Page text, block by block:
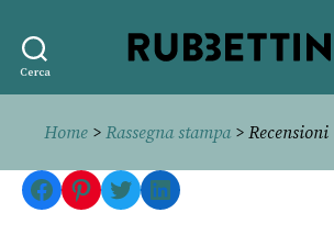
Cerca
editore
Home > Rassegna stampa> Recensioni
Facebook
Pinterest
TwitterLinkedIn